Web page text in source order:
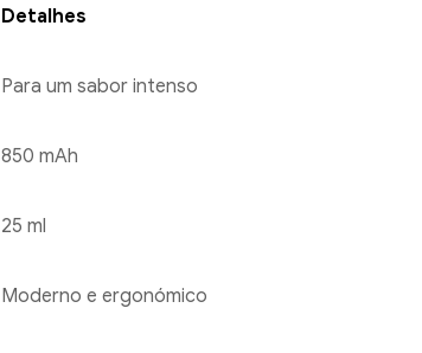
Detalhes
Para um sabor intenso
850 mAh
25 ml
Moderno e ergonómico